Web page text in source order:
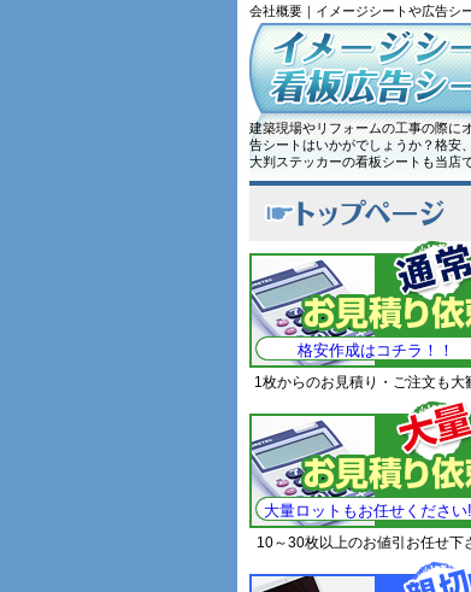
会社概要｜イメージシートや広告シ
建築現場やリフォームの工事の際に
告シートはいかがでしょうか？格安
大判ステッカーの看板シートも当店
格安作成はコチラ！！
1枚からのお見積り・ご注文も大
大量ロットもお任せくださ
10～30枚以上のお値引お任せ下